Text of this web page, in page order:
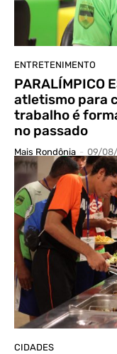
ENTRETENIMENTO
PARALÍMPICO
atletismo para
trabalho é
no passado
Mais Rondônia - 09/
CIDADES